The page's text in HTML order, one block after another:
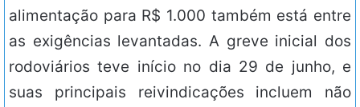
alimentação para R$ 1.000 também está entre
as exigências levantadas. A greve inicial dos
rodoviários teve início no dia 29 de junho, e
suas principais reivindicações incluem não